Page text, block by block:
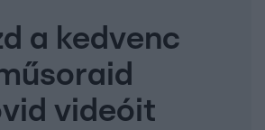
a kedvenc
videóit